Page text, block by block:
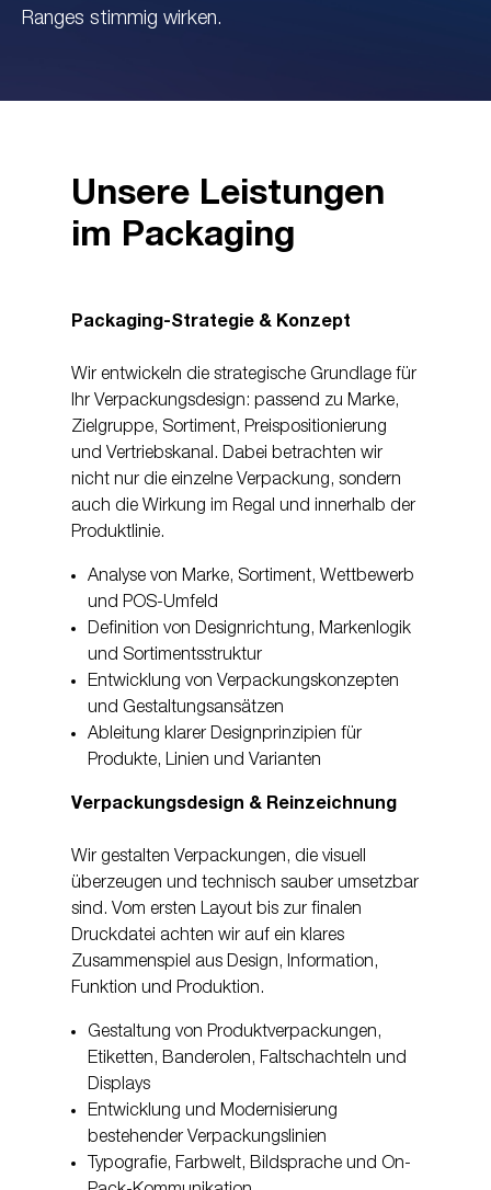
Ranges stimmig wirken.
Unsere Leistungen
im Packaging
Packaging-Strategie & Konzept
Wir entwickeln die strategische Grundlage für
Ihr Verpackungsdesign: passend zu Marke,
Zielgruppe, Sortiment, Preispositionierung
und Vertriebskanal. Dabei betrachten wir
nicht nur die einzelne Verpackung, sondern
auch die Wirkung im Regal und innerhalb der
Produktlinie.
Analyse von Marke, Sortiment, Wettbewerb
und POS-Umfeld
Definition von Designrichtung, Markenlogik
und Sortimentsstruktur
Entwicklung von Verpackungskonzepten
und Gestaltungsansätzen
Ableitung klarer Designprinzipien für
Produkte, Linien und Varianten
Verpackungsdesign & Reinzeichnung
Wir gestalten Verpackungen, die visuell
überzeugen und technisch sauber umsetzbar
sind. Vom ersten Layout bis zur finalen
Druckdatei achten wir auf ein klares
Zusammenspiel aus Design, Information,
Funktion und Produktion.
Gestaltung von Produktverpackungen,
Etiketten, Banderolen, Faltschachteln und
Displays
Entwicklung und Modernisierung
bestehender Verpackungslinien
Typografie, Farbwelt, Bildsprache und On-